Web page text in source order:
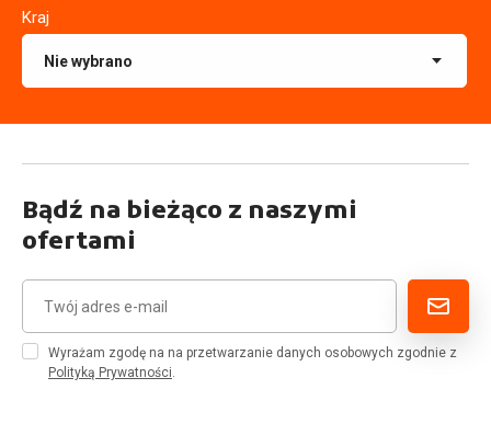
Kraj
Bądź na bieżąco z naszymi
ofertami
Wyrażam zgodę na na przetwarzanie danych osobowych zgodnie z
Polityką Prywatności.